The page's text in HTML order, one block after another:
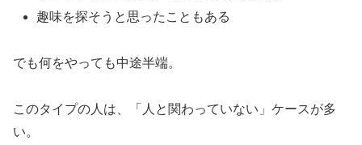
趣味を探そうと思ったこともある
でも何をやっても中途半端。
このタイプの人は、「人と関わっていない」ケースが多
い。